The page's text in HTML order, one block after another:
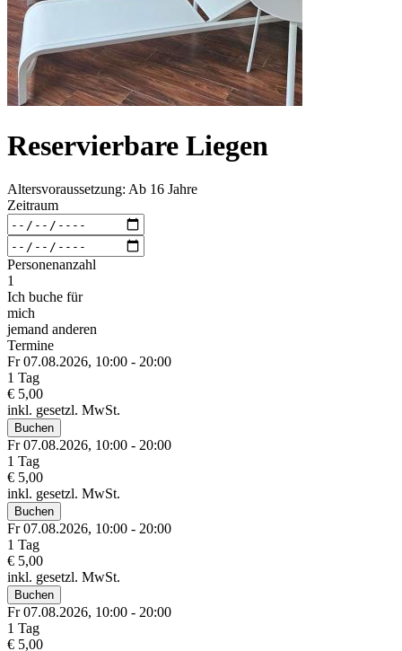
Reservierbare Liegen
Altersvoraussetzung: Ab 16 Jahre
Zeitraum
Personenanzahl
1
Ich buche für
mich
jemand anderen
Termine
Fr 07.08.2026, 10:00 - 20:00
1 Tag
€ 5,00
inkl. gesetzl. MwSt.
Buchen
Fr 07.08.2026, 10:00 - 20:00
1 Tag
€ 5,00
inkl. gesetzl. MwSt.
Buchen
Fr 07.08.2026, 10:00 - 20:00
1 Tag
€ 5,00
inkl. gesetzl. MwSt.
Buchen
Fr 07.08.2026, 10:00 - 20:00
1 Tag
€ 5,00